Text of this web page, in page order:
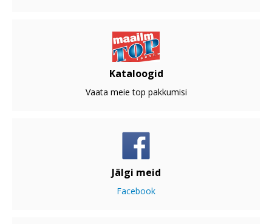
Kataloogid
Vaata meie top pakkumisi
Jälgi meid
Facebook